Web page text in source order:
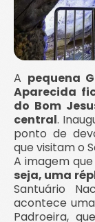
A pequena
Aparecida
do Bom
central.
ponto de
que visitam o
A imagem
seja, uma
Santuário
acontece
Padroeira,